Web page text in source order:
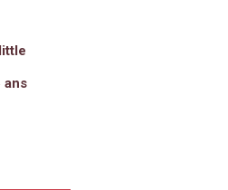
ans